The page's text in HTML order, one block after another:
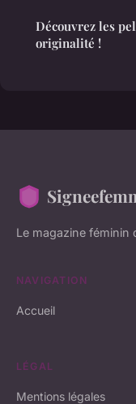
Découvrez les
originalité !
Le magazine féminin
NAVIGATION
Accueil
LÉGAL
Mentions légales